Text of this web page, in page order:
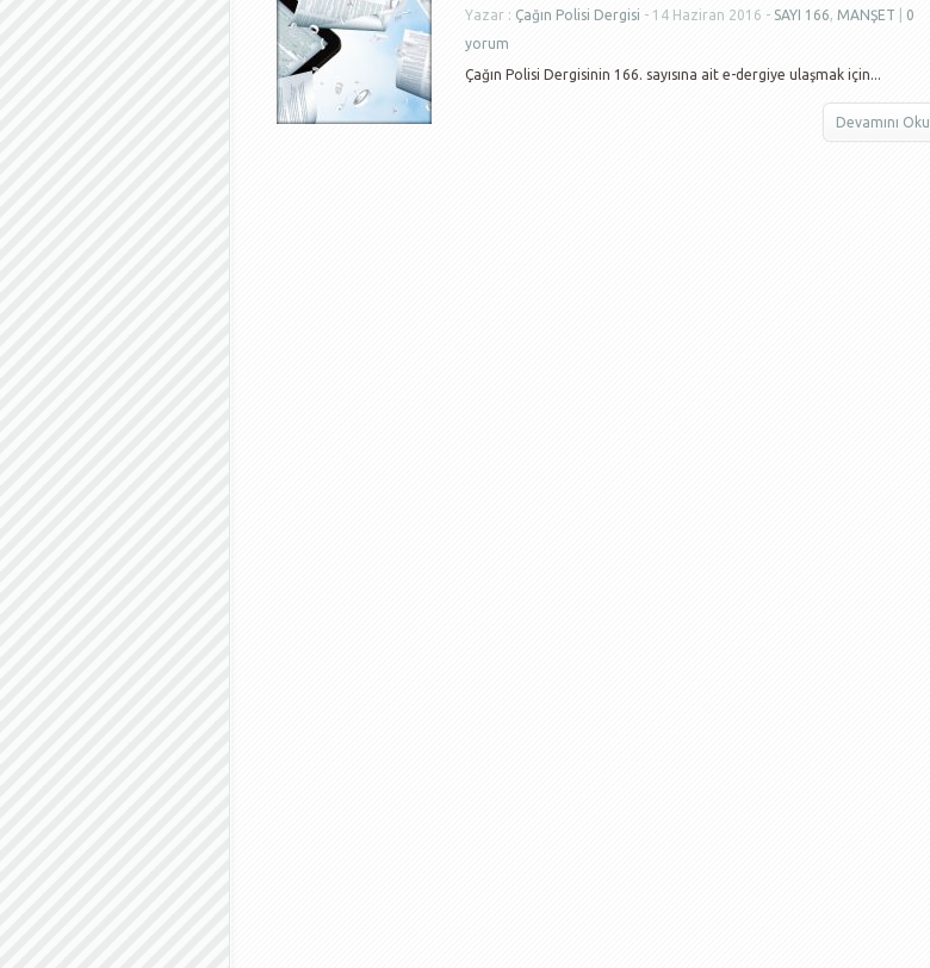
Yazar : Çağın Polisi Dergisi - 14 Haziran 2016 - SAYI 166, MANŞET
0
yorum
Çağın Polisi Dergisinin 166. sayısına ait e-dergiye ulaşmak için...
Devamını Oku